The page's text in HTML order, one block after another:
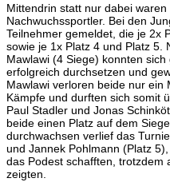
Mittendrin statt nur dabei
Nachwuchssportler. Bei den
Teilnehmer gemeldet, die je 2x
sowie je 1x Platz 4 und Platz 5.
Mawlawi (4 Siege) konnten
erfolgreich durchsetzen und
Mawlawi verloren beide nur ein
Kämpfe und durften sich somit
Paul Stadler und Jonas
beide einen Platz auf dem
durchwachsen verlief das
und Jannek Pohlmann (Platz
das Podest schafften, trotzdem
zeigten.